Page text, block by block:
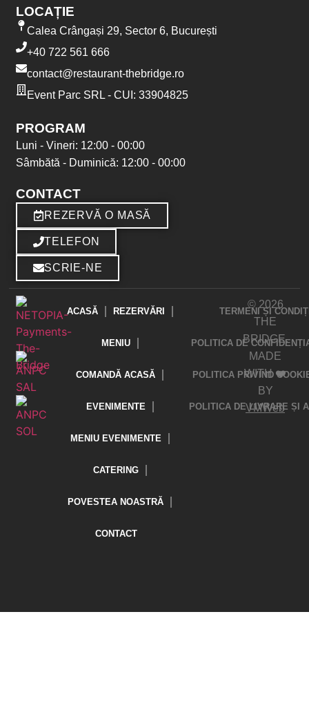
LOCAȚIE
Calea Crângași 29, Sector 6, București
+40 722 561 666
contact@restaurant-thebridge.ro
Event Parc SRL - CUI: 33904825
PROGRAM
Luni - Vineri: 12:00 - 00:00
Sâmbătă - Duminică: 12:00 - 00:00
CONTACT
REZERVĂ O MASĂ
TELEFON
SCRIE-NE
ACASĂ REZERVĂRI
MENIU
COMANDĂ ACASĂ
EVENIMENTE
MENIU EVENIMENTE
CATERING
POVESTEA NOASTRĂ
CONTACT
TERMENI ȘI
POLITICA DE
POLITICA PRIVIND
POLITICA DE LIVRARE ȘI
© 2026
THE
BRIDGE.
MADE
WITH ❤️
BY
VMWeb